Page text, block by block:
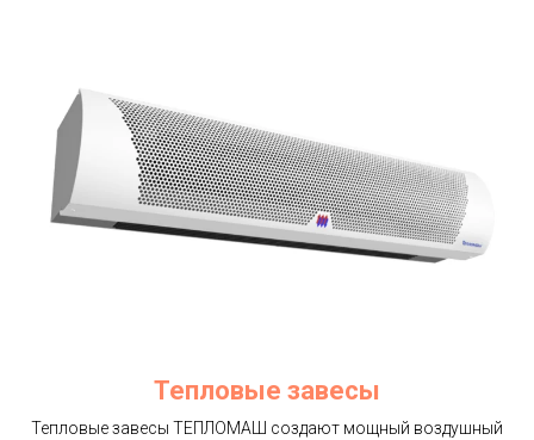
Тепловые завесы
Тепловые завесы ТЕПЛОМАШ создают мощный воздушный